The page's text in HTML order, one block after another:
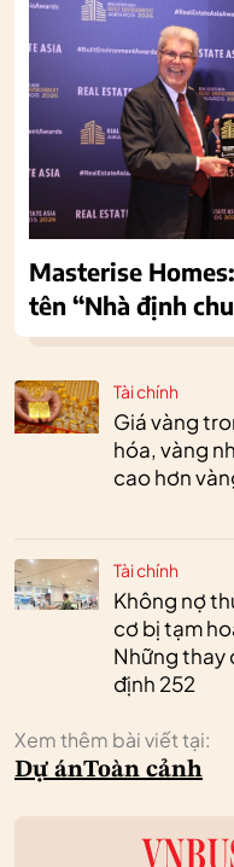
Tài chính
Giá vàng
hóa, vàng
cao hơn
Tài chính
Không nợ
cơ bị tạm
Những thay
định 252
Xem thêm bài viết tại:
Dự ánToàn cảnh
Masterise
tên “Nhà định